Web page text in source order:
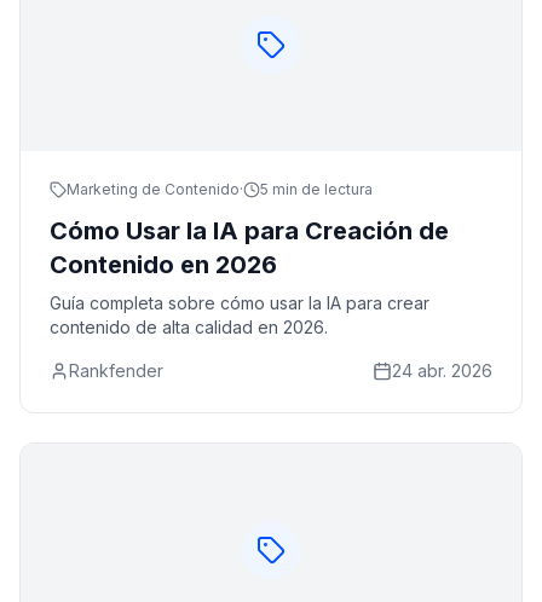
Marketing de Contenido· 5 min de lectura
Cómo Usar la IA para Creación de
Contenido en 2026
Guía completa sobre cómo usar la IA para crear
contenido de alta calidad en 2026.
Rankfender 24 abr. 2026